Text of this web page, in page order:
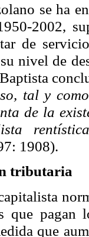
se ha
2002,
de
nivel de
tal y
de la
1908).
tributaria
que pagan
que